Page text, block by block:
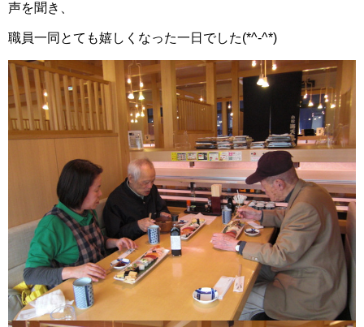
声を聞き、
職員一同とても嬉しくなった一日でした(*^-^*)